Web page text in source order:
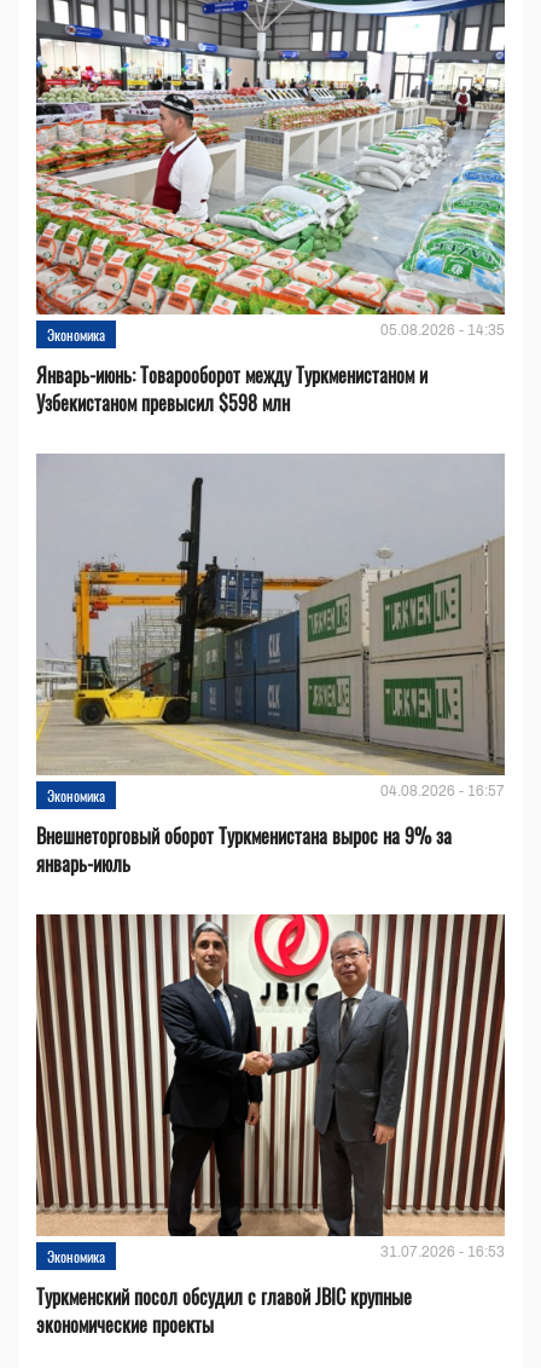
Экономика 05.08.2026 - 14:35
Январь-июнь: Товарооборот между Туркменистаном и
Узбекистаном превысил $598 млн
Экономика 04.08.2026 - 16:57
Внешнеторговый оборот Туркменистана вырос на 9% за
январь-июль
Экономика 31.07.2026 - 16:53
Туркменский посол обсудил с главой JBIC крупные
экономические проекты